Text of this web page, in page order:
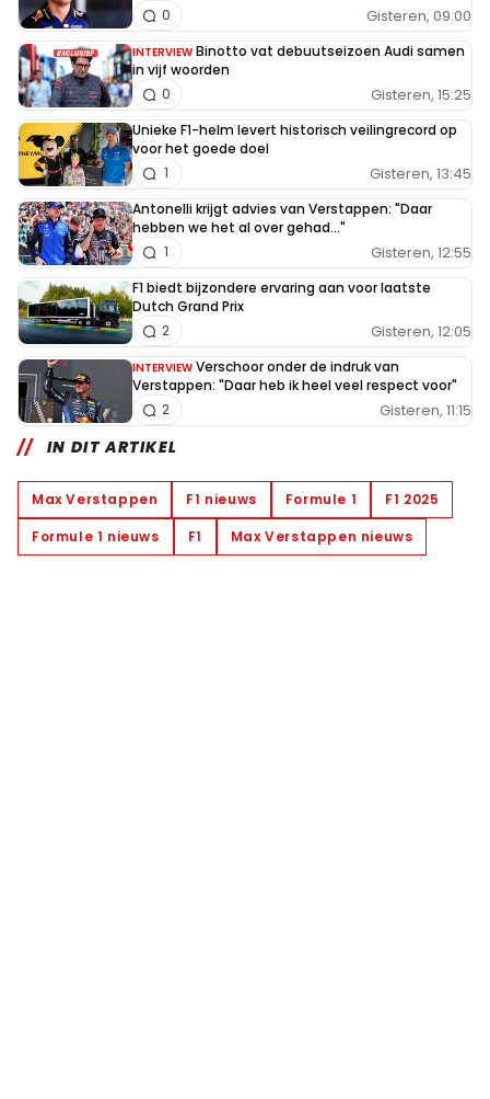
Gisteren, 09:00
0
INTERVIEW Binotto vat debuutseizoen Audi samen
in vijf woorden
Gisteren, 15:25
0
Unieke F1-helm levert historisch veilingrecord op
voor het goede doel
Gisteren, 13:45
1
Antonelli krijgt advies van Verstappen: "Daar
hebben we het al over gehad..."
Gisteren, 12:55
1
F1 biedt bijzondere ervaring aan voor laatste
Dutch Grand Prix
Gisteren, 12:05
2
INTERVIEW Verschoor onder de indruk van
Verstappen: "Daar heb ik heel veel respect voor"
Gisteren, 11:15
2
IN DIT ARTIKEL
Max Verstappen F1 nieuws Formule 1
F1 2025
Formule 1 nieuws
F1 Max Verstappen nieuws